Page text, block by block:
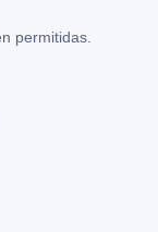
permitidas.